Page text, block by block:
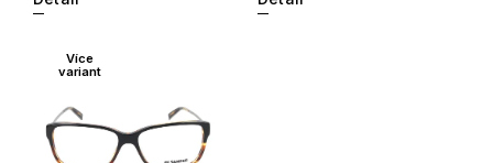
Více
variant